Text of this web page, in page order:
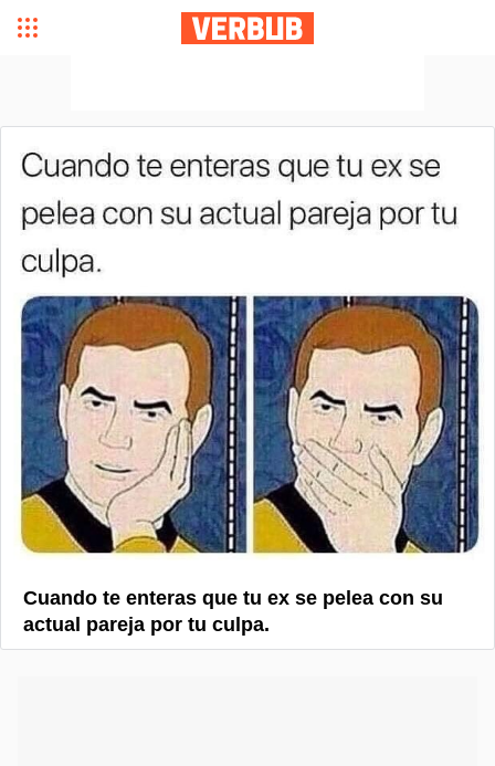
Cuando te enteras que tu ex se pelea con su
actual pareja por tu culpa.